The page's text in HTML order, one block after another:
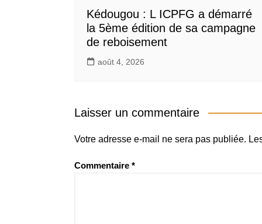
Kédougou : L ICPFG a démarré
la 5ème édition de sa campagne
de reboisement
août 4, 2026
Laisser un commentaire
Votre adresse e-mail ne sera pas publiée.
Commentaire *